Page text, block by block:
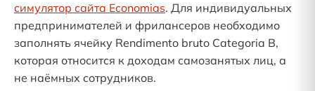
симулятор сайта Economias. Для индивидуальных
предпринимателей и фрилансеров необходимо
заполнять ячейку Rendimento bruto Categoria B,
которая относится к доходам самозанятых лиц, а
не наёмных сотрудников.